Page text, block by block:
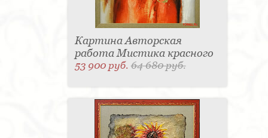
Картина Авторская
работа Мистика красного
53 900 руб.64 680 руб.